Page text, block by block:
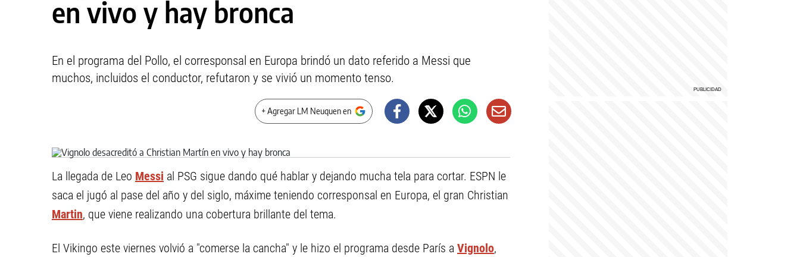
en vivo y hay bronca
En el programa del Pollo, el corresponsal en Europa brindó un dato referido a Messi que
muchos, incluidos el conductor, refutaron y se vivió un momento tenso.
+ Agregar LM Neuquen en
La llegada de Leo Messi al PSG sigue dando qué hablar y dejando mucha tela para cortar. ESPN le
saca el jugó al pase del año y del siglo, máxime teniendo corresponsal en Europa, el gran Christian
Martin, que viene realizando una cobertura brillante del tema.
El Vikingo este viernes volvió a "comerse la cancha" y le hizo el programa desde París a Vignolo,